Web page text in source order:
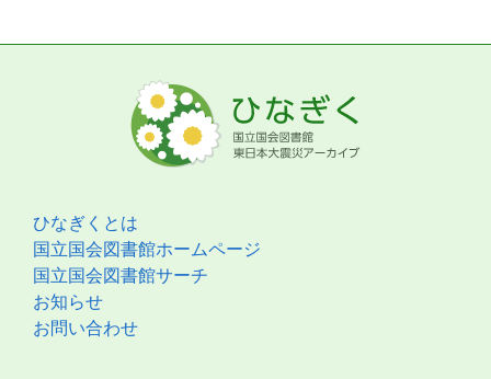
ひなぎくとは
国立国会図書館ホームページ
国立国会図書館サーチ
お知らせ
お問い合わせ